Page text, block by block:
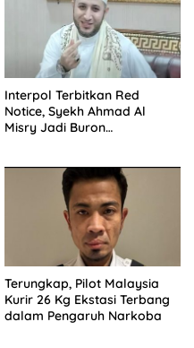
Interpol Terbitkan Red
Notice, Syekh Ahmad Al
Misry Jadi Buron
Terungkap, Pilot Malaysia
Kurir 26 Kg Ekstasi Terbang
dalam Pengaruh Narkoba